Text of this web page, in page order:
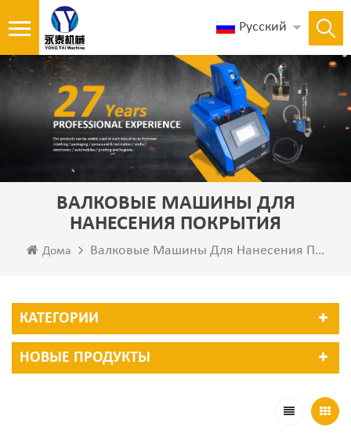
Русский
ВАЛКОВЫЕ МАШИНЫ ДЛЯ
НАНЕСЕНИЯ ПОКРЫТИЯ
Дома Валковые Машины Для Нанесения Покрытия
КАТЕГОРИИ
НОВЫЕ ПРОДУКТЫ